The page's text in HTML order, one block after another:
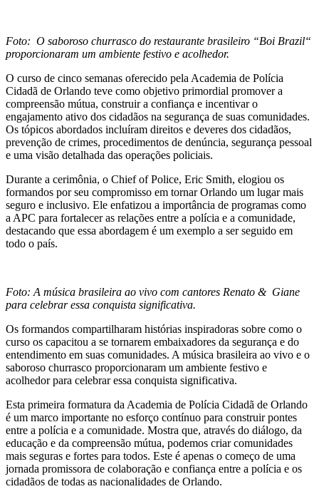
Foto: O saboroso churrasco do restaurante brasileiro “Boi Brazil“
proporcionaram um ambiente festivo e acolhedor.
O curso de cinco semanas oferecido pela Academia de Polícia
Cidadã de Orlando teve como objetivo primordial promover a
compreensão mútua, construir a confiança e incentivar o
engajamento ativo dos cidadãos na segurança de suas comunidades.
Os tópicos abordados incluíram direitos e deveres dos cidadãos,
prevenção de crimes, procedimentos de denúncia, segurança pessoal
e uma visão detalhada das operações policiais.
Durante a cerimônia, o Chief of Police, Eric Smith, elogiou os
formandos por seu compromisso em tornar Orlando um lugar mais
seguro e inclusivo. Ele enfatizou a importância de programas como
a APC para fortalecer as relações entre a polícia e a comunidade,
destacando que essa abordagem é um exemplo a ser seguido em
todo o país.
Foto: A música brasileira ao vivo com cantores Renato & Giane
para celebrar essa conquista significativa.
Os formandos compartilharam histórias inspiradoras sobre como o
curso os capacitou a se tornarem embaixadores da segurança e do
entendimento em suas comunidades. A música brasileira ao vivo e o
saboroso churrasco proporcionaram um ambiente festivo e
acolhedor para celebrar essa conquista significativa.
Esta primeira formatura da Academia de Polícia Cidadã de Orlando
é um marco importante no esforço contínuo para construir pontes
entre a polícia e a comunidade. Mostra que, através do diálogo, da
educação e da compreensão mútua, podemos criar comunidades
mais seguras e fortes para todos. Este é apenas o começo de uma
jornada promissora de colaboração e confiança entre a polícia e os
cidadãos de todas as nacionalidades de Orlando.